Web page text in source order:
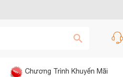
Chương Trình Khuyến Mãi